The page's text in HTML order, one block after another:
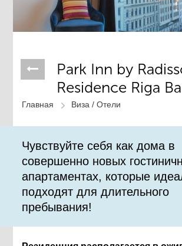
Park Inn by
Residence Riga
Главная Виза /Отели
Чувствуйте себя как дома в
совершенно новых
апартаментах, которые
подходят для длительного
пребывания!